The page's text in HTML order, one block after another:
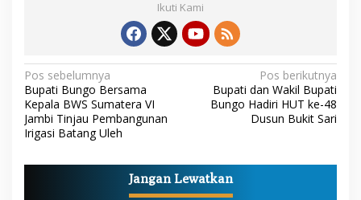
Ikuti Kami
N
a
v
g
Pos sebelumnya
Bupati Bungo Bersama
Kepala BWS Sumatera VI
Jambi Tinjau Pembangunan
Irigasi Batang Uleh
Pos berikutnya
Bupati dan Wakil Bupati
Bungo Hadiri HUT ke-48
Dusun Bukit Sari
Jangan Lewatkan